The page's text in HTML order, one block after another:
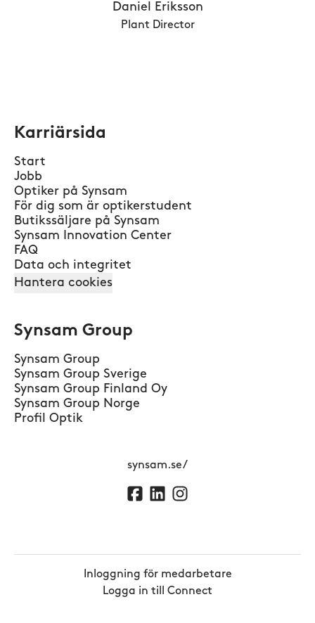
Daniel Eriksson
Plant Director
Karriärsida
Start
Jobb
Optiker på Synsam
För dig som är optikerstudent
Butikssäljare på Synsam
Synsam Innovation Center
FAQ
Data och integritet
Hantera cookies
Synsam Group
Synsam Group
Synsam Group Sverige
Synsam Group Finland Oy
Synsam Group Norge
Profil Optik
synsam.se/
Inloggning för medarbetare
Logga in till Connect